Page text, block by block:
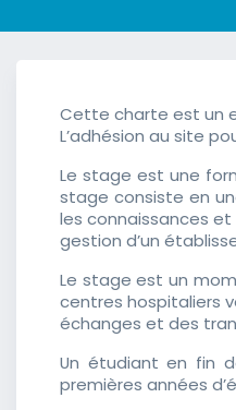
Cette charte est un
L’adhésion au site
Le stage est une
stage consiste en
les connaissances
gestion d’un
Le stage est un
centres hospitaliers
échanges et des
Un étudiant en fin
premières années